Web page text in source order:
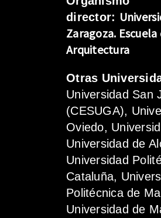
director:
Zaragoza.
Arquitectura
Otras
Universidad San
(CESUGA),
Oviedo,
Universidad de
Universidad
Cataluña,
Politécnica de
Universidad de